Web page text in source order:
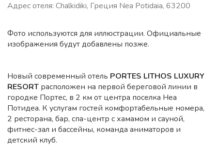
Адрес отеля: Chalkidiki, Греция Nea Potidaia, 63200
Фото используются для иллюстрации. Официальные
изображения будут добавлены позже.
Новый современный отель PORTES LITHOS LUXURY
RESORT расположен на первой береговой линии в
городке Портес, в 2 км от центра поселка Неа
Потидеа. К услугам гостей комфортабельные номера,
2 ресторана, бар, спа-центр с хамамом и сауной,
фитнес-зал и бассейны, команда аниматоров и
детский клуб.